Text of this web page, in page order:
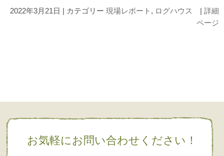
2022年3月21日 | カテゴリー 現場レポート , ログハウス | 詳細
ページ
お気軽にお問い合わせください！